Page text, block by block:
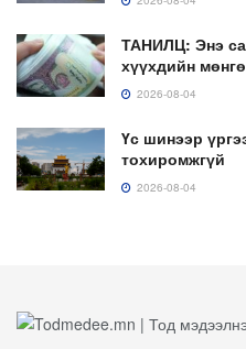
ТАНИЛЦ: Энэ
хүүхдийн
2026-08-04
Үс шинээр
тохиромжгүй
2026-08-04